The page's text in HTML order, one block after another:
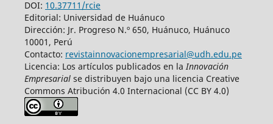
DOI: 10.37711/rcie
Editorial: Universidad de Huánuco
Dirección: Jr. Progreso N.º 650, Huánuco, Huánuco
10001, Perú
Contacto: revistainnovacionempresarial@udh.edu.pe
Licencia: Los artículos publicados en la Innovación
Empresarialse distribuyen bajo una licencia Creative
Commons Atribución 4.0 Internacional (CC BY 4.0)